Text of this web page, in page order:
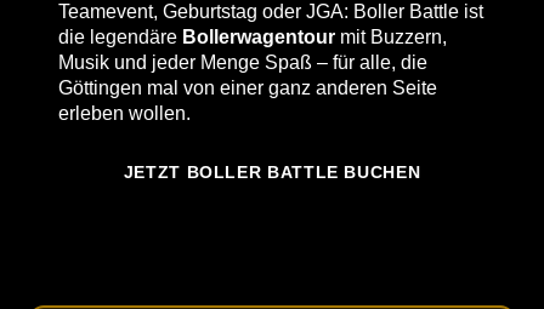
Teamevent, Geburtstag oder JGA: Boller Battle ist
die legendäre Bollerwagentour mit Buzzern,
Musik und jeder Menge Spaß – für alle, die
Göttingen mal von einer ganz anderen Seite
erleben wollen.
JETZT BOLLER BATTLE BUCHEN